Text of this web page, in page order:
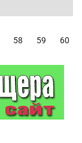
58 59 60